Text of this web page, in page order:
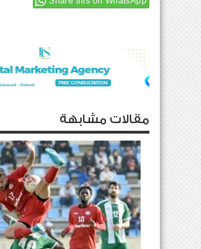
مقالات مشابهة